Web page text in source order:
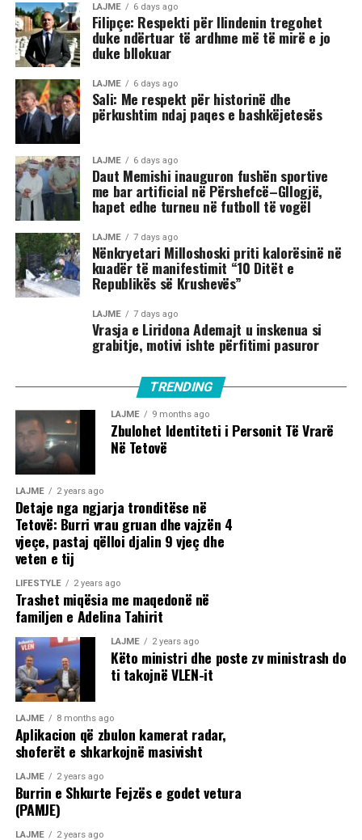
LAJME 6 days ago
Filipçe: Respekti për Ilindenin tregohet
duke ndërtuar të ardhme më të mirë e jo
duke bllokuar
LAJME 6 days ago
Sali: Me respekt për historinë dhe
përkushtim ndaj paqes e bashkëjetesës
LAJME 6 days ago
Daut Memishi inauguron fushën sportive
me bar artificial në Përshefcë–Gllogjë,
hapet edhe turneu në futboll të vogël
LAJME 7 days ago
Nënkryetari Milloshoski priti kalorësinë në
kuadër të manifestimit “10 Ditët e
Republikës së Krushevës”
LAJME 7 days ago
Vrasja e Liridona Ademajt u inskenua si
grabitje, motivi ishte përfitimi pasuror
TRENDING
LAJME 9 months ago
Zbulohet Identiteti i Personit Të Vrarë
Në Tetovë
LAJME 2 years ago
Detaje nga ngjarja tronditëse në
Tetovë: Burri vrau gruan dhe vajzën 4
vjeçe, pastaj qëlloi djalin 9 vjeç dhe
veten e tij
LIFESTYLE 2 years ago
Trashet miqësia me maqedonë në
familjen e Adelina Tahirit
LAJME 2 years ago
Këto ministri dhe poste zv ministrash do
ti takojnë VLEN-it
LAJME 8 months ago
Aplikacion që zbulon kamerat radar,
shoferët e shkarkojnë masivisht
LAJME 2 years ago
Burrin e Shkurte Fejzës e godet vetura
(PAMJE)
LAJME 2 years ago